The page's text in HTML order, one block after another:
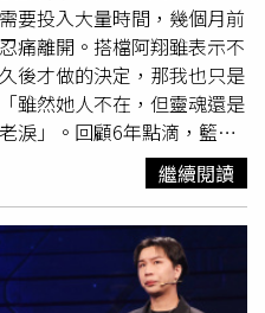
感到壓力？Elly 坦言一開始
好或配不上大家的期望，但
：「是不是就不要看網路留
看網友評論，連罵自己的
那妳看了會走心嗎？」Elly
網友到底在罵什麼，如果有
會去改進。」而在「真心話
小S戴上，試圖讓 Elly 能毫
爸爸許雅鈞對她出門玩管
套好招」，母女聯手騙爸爸
心虛招認：「她常常要我
要投入大量時間，幾個月前
痛離開。搭檔阿翔雖表示不
後才做的決定，那我也只是
雖然她人不在，但靈魂還是
淚」。回顧6年點滴，籃籃
很近，去了各縣市農林漁
增廣見聞，成為更棒、更溫
暖喊：「只要未來她時間允
位替大家服務。我們也講
玩樂。」籃籃聽完笑問：
翔則秒回：「對，搬道具的
繼續閱讀